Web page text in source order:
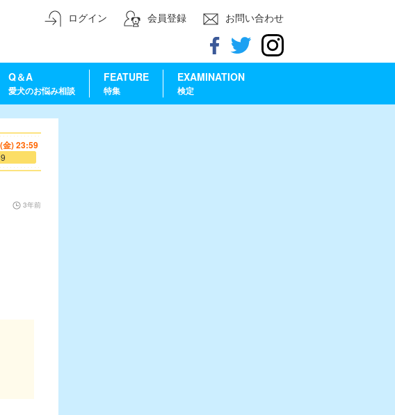
ログイン 会員登録 お問い合わせ
Q＆A
愛犬のお悩み相談
FEATURE
特集
EXAMINATION
検定
金) 23:59
3年前